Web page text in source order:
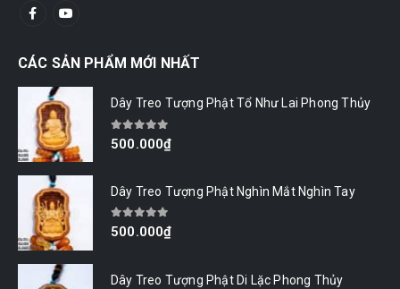
CÁC SẢN PHẨM MỚI NHẤT
Dây Treo Tượng Phật Tổ Như Lai Phong Thủy
0out of 5
500.000₫
Dây Treo Tượng Phật Nghìn Mắt Nghìn Tay
0out of 5
500.000₫
Dây Treo Tượng Phật Di Lặc Phong Thủy